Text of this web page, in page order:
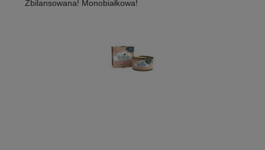
Zbilansowana! Monobiałkowa!